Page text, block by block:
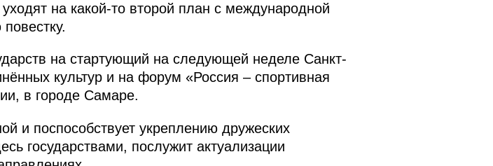
на какой-то второй план с международной
на стартующий на следующей неделе Санкт-
культур и на форум «Россия – спортивная
в городе Самаре.
и поспособствует укреплению дружеских
государствами, послужит актуализации